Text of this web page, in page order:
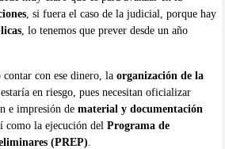
, si fuera el caso de la judicial, porque hay
, lo tenemos que prever desde un año
con ese dinero, la organización de la
en riesgo, pues necesitan oficializar
e impresión de material y documentación
como la ejecución del Programa de
(PREP)